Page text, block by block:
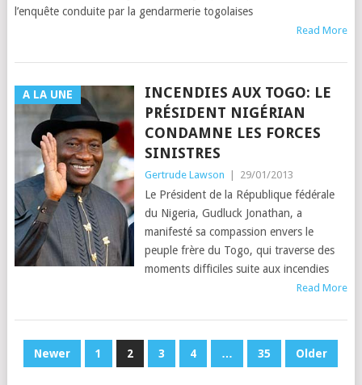
l’enquête conduite par la gendarmerie togolaises
Read More
A LA UNE
INCENDIES AUX TOGO: LE
PRÉSIDENT NIGÉRIAN
CONDAMNE LES FORCES
SINISTRES
Gertrude Lawson 29/01/2013
Le Président de la République fédérale
du Nigeria, Gudluck Jonathan, a
manifesté sa compassion envers le
peuple frère du Togo, qui traverse des
moments difficiles suite aux incendies
Read More
NAVIGATION
Newer 1 2 3 4 … 35 Older